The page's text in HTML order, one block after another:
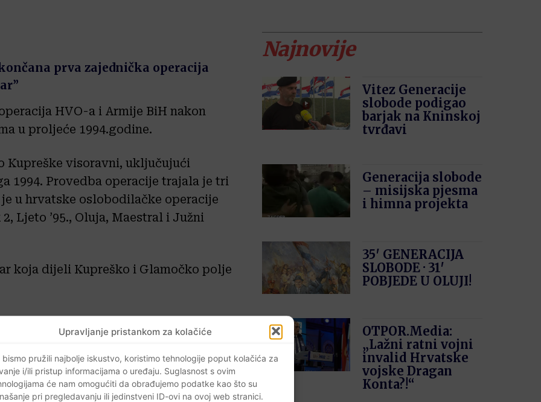
Upravljanje pristankom za kolačiće
bismo pružili najbolje iskustvo, koristimo tehnologije poput kolačića za
i/ili pristup informacijama o uređaju. Suglasnost s ovim
će nam omogućiti da obrađujemo podatke kao što su
pri pregledavanju ili jedinstveni ID-ovi na ovoj web stranici.
prva zajednička operacija
HVO-a i Armije BiH nakon
u proljeće 1994.godine.
Kupreške visoravni, uključujući
1994. Provedba operacije trajala je tri
u hrvatske oslobodilačke operacije
Ljeto ’95., Oluja, Maestral i Južni
koja dijeli Kupreško i Glamočko polje
stvaranje operativne osnovice za
otvaranje prometnice Bugojno –
na Šuicu.
na Bihać i stvaranje
Najnovije
Vitez Generacije
slobode podigao
barjak na Kninskoj
tvrđavi
Generacija slobode
– misijska pjesma
i himna projekta
35′ GENERACIJA
SLOBODE · 31′
POBJEDE U OLUJI!
OTPOR.Media:
„Lažni ratni vojni
invalid Hrvatske
vojske Dragan
Konta?!“